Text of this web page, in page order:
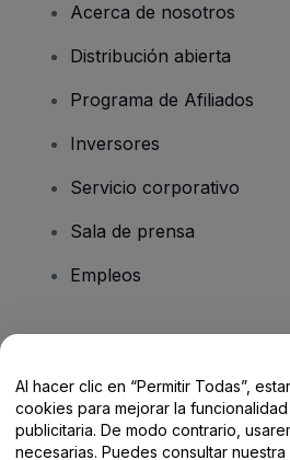
Acerca de nosotros
Distribución abierta
Programa de Afiliados
Inversores
Servicio corporativo
Sala de prensa
Empleos
Centro de Ayuda /
Al hacer clic en “Permitir Todas”,
cookies para mejorar la
publicitaria. De modo contrario,
necesarias. Puedes consultar nuestra